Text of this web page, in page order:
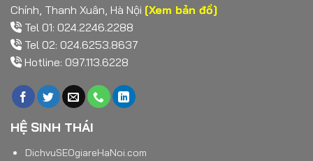
Chính, Thanh Xuân, Hà Nội [Xem bản đồ]
Tel 01: 024.2246.2288
Tel 02: 024.6253.8637
Hotline: 097.113.6228
HỆ SINH THÁI
DichvuSEOgiareHaNoi.com